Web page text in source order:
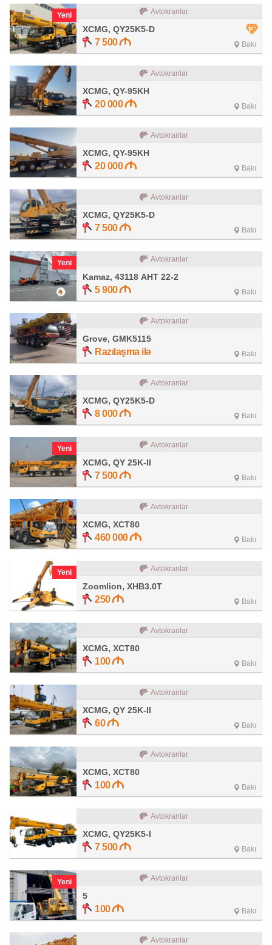
Yeni Avtokranlar
XCMG, QY25K5-D
7 500 Bakı
Avtokranlar
XCMG, QY-95KH
20 000 Bakı
Avtokranlar
XCMG, QY-95KH
20 000 Bakı
Avtokranlar
XCMG, QY25K5-D
7 500 Bakı
Yeni Avtokranlar
Kamaz, 43118 АНТ 22-2
5 900 Bakı
Avtokranlar
Grove, GMK5115
Razılaşma ilə Bakı
Avtokranlar
XCMG, QY25K5-D
8 000 Bakı
Yeni Avtokranlar
XCMG, QY 25K-II
7 500 Bakı
Avtokranlar
XCMG, XCT80
460 000 Bakı
Yeni Avtokranlar
Zoomlion, XHB3.0T
250 Bakı
Avtokranlar
XCMG, XCT80
100 Bakı
Avtokranlar
XCMG, QY 25K-II
60 Bakı
Avtokranlar
XCMG, XCT80
100 Bakı
Avtokranlar
XCMG, QY25K5-I
7 500 Bakı
Yeni Avtokranlar
5
100 Bakı
Avtokranlar